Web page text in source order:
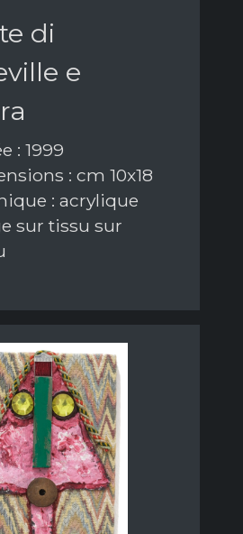
di
e
: 1999
: cm 10x18
: acrylique
sur tissu sur